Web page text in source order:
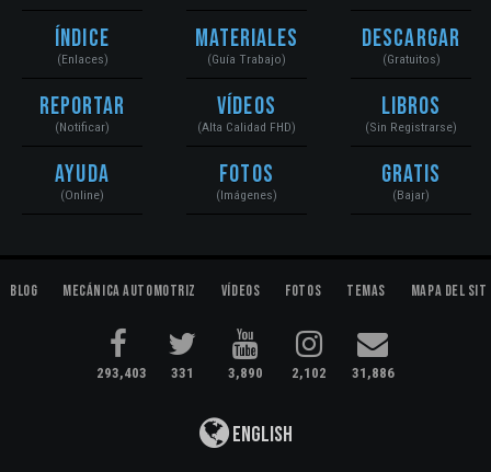
Índice
(Enlaces)
Reportar
(Notificar)
Ayuda
(Online)
Materiales
(Guía Trabajo)
Vídeos
(Alta Calidad FHD)
Fotos
(Imágenes)
Descargar
(Gratuitos)
Libros
(Sin Registrarse)
Gratis
(Bajar)
Blog Mecánica Automotriz Vídeos Fotos Temas Mapa del
293,403 331 3,890 2,102 31,886
English